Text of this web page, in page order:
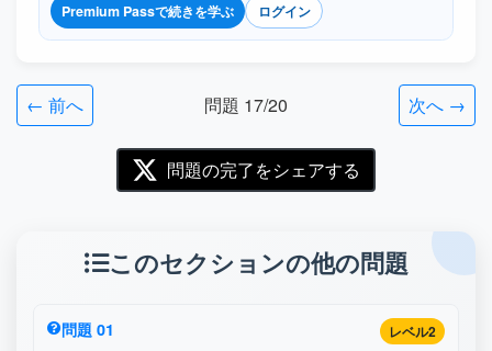
Premium Passで続きを学ぶ
ログイン
← 前へ 問題 17/20 次へ →
問題の完了をシェアする
このセクションの他の問題
レベル2
問題 01